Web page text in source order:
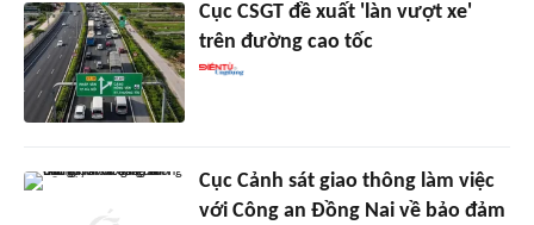
Cục CSGT đề xuất 'làn vượt xe'
trên đường cao tốc
Cục Cảnh sát giao thông làm việc
với Công an Đồng Nai về bảo đảm